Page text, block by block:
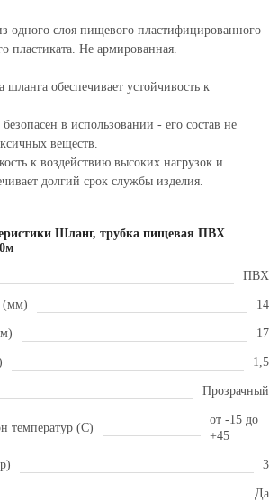
одного слоя пищевого пластифицированного
пластиката. Не армированная.
шланга обеспечивает устойчивость к
в использовании - его состав не
веществ.
к воздействию высоких нагрузок и
долгий срок службы изделия.
Шланг, трубка пищевая ПВХ
ПВХ
(мм) 14
17
1,5
Прозрачный
температур (С)
от -15 до
+45
3
Да